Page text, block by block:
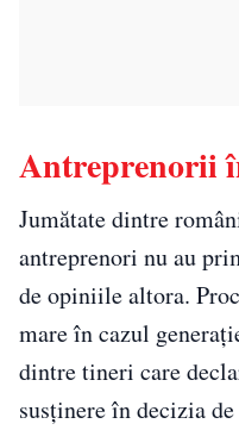
Antreprenorii
Jumătate dintre
antreprenori nu au
de opiniile altora.
mare în cazul
dintre tineri care
susținere în decizia